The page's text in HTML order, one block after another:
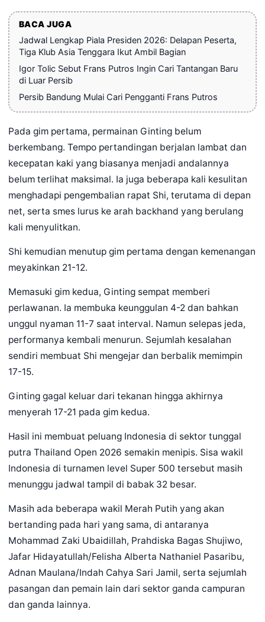
BACA JUGA
Jadwal Lengkap Piala Presiden 2026: Delapan Peserta,
Tiga Klub Asia Tenggara Ikut Ambil Bagian
Igor Tolic Sebut Frans Putros Ingin Cari Tantangan Baru
di Luar Persib
Persib Bandung Mulai Cari Pengganti Frans Putros
Pada gim pertama, permainan Ginting belum
berkembang. Tempo pertandingan berjalan lambat dan
kecepatan kaki yang biasanya menjadi andalannya
belum terlihat maksimal. Ia juga beberapa kali kesulitan
menghadapi pengembalian rapat Shi, terutama di depan
net, serta smes lurus ke arah backhand yang berulang
kali menyulitkan.
Shi kemudian menutup gim pertama dengan kemenangan
meyakinkan 21-12.
Memasuki gim kedua, Ginting sempat memberi
perlawanan. Ia membuka keunggulan 4-2 dan bahkan
unggul nyaman 11-7 saat interval. Namun selepas jeda,
performanya kembali menurun. Sejumlah kesalahan
sendiri membuat Shi mengejar dan berbalik memimpin
17-15.
Ginting gagal keluar dari tekanan hingga akhirnya
menyerah 17-21 pada gim kedua.
Hasil ini membuat peluang Indonesia di sektor tunggal
putra Thailand Open 2026 semakin menipis. Sisa wakil
Indonesia di turnamen level Super 500 tersebut masih
menunggu jadwal tampil di babak 32 besar.
Masih ada beberapa wakil Merah Putih yang akan
bertanding pada hari yang sama, di antaranya
Mohammad Zaki Ubaidillah, Prahdiska Bagas Shujiwo,
Jafar Hidayatullah/Felisha Alberta Nathaniel Pasaribu,
Adnan Maulana/Indah Cahya Sari Jamil, serta sejumlah
pasangan dan pemain lain dari sektor ganda campuran
dan ganda lainnya.